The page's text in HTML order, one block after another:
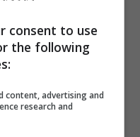
un look
consent to use
the following
content, advertising and
research and